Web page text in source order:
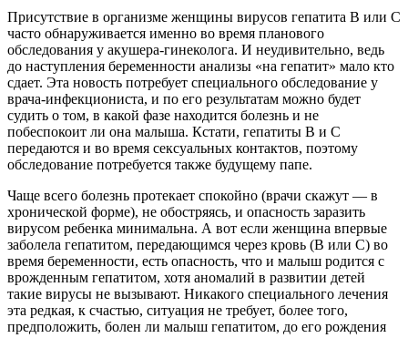
Присутствие в организме женщины вирусов гепатита В или С
часто обнаруживается именно во время планового
обследования у акушера-гинеколога. И неудивительно, ведь
до наступления беременности анализы «на гепатит» мало кто
сдает. Эта новость потребует специального обследование у
врача-инфекциониста, и по его результатам можно будет
судить о том, в какой фазе находится болезнь и не
побеспокоит ли она малыша. Кстати, гепатиты В и С
передаются и во время сексуальных контактов, поэтому
обследование потребуется также будущему папе.
Чаще всего болезнь протекает спокойно (врачи скажут — в
хронической форме), не обостряясь, и опасность заразить
вирусом ребенка минимальна. А вот если женщина впервые
заболела гепатитом, передающимся через кровь (В или С) во
время беременности, есть опасность, что и малыш родится с
врожденным гепатитом, хотя аномалий в развитии детей
такие вирусы не вызывают. Никакого специального лечения
эта редкая, к счастью, ситуация не требует, более того,
предположить, болен ли малыш гепатитом, до его рождения